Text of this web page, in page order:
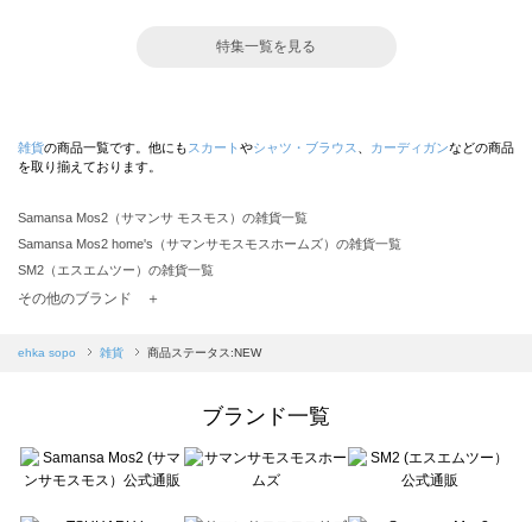
特集一覧を見る
雑貨の商品一覧です。他にも スカート やシャツ・ブラウス カーディガンなどの商品
を取り揃えております。
Samansa Mos2（サマンサ モスモス）の雑貨一覧
Samansa Mos2 home's（サマンサモスモスホームズ）の雑貨一覧
SM2（エスエムツー）の雑貨一覧
TSUHARU by Samansa Mos2（ツハルバイサマンサモスモス）の雑貨一覧
Samansa Mos2 blue（サマンサモスモス ブルー）の雑貨一覧
sō4ū（ソウフォーユー）の雑貨一覧
Te chichi（テチチ）の雑貨一覧
Te chichi CLASSIC（テチチ クラシック）の雑貨一覧
その他のブランド ＋
ehka sopo 雑貨 商品ステータス:NEW
ブランド一覧